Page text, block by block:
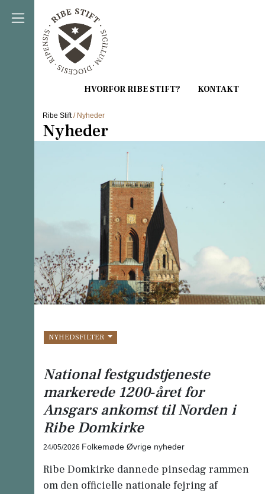
Direkte til indholdet
Ribe Stift/ Nyheder
Nyheder
NYHEDSFILTER
National festgudstjeneste
markerede 1200‑året for
Ansgars ankomst til Norden i
Ribe Domkirke
24/05/2026 Folkemøde Øvrige nyheder
Ribe Domkirke dannede pinsedag rammen
om den officielle nationale fejring af